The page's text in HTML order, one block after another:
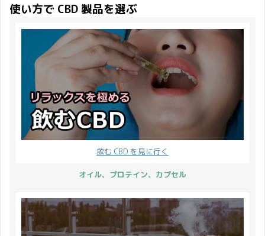
まで当日発送 8月13日
(金)：休業 8月14日
(土)：休業 8月15日
(日)：休業 8月16日
(月)：休業 8月17日
(火)：13時まで当日発送
お ...
ます。 そこで CBD プロ
テインがこだわった品質
とはどのようなものなの
か？ 本記事で説明しま
す。 CBD プロテインの
品質が高い ...
6.6％オイル 定期便をご
せとさせていただきま
す。 メルマガ・SNS等で
何度も発信をしておりま
したが、Pharmahemp
6.6％オイル 定期便は多
くのお客様にご利用頂い
ておりました為ブログで
もこうして発信させてい
ただきます。 度重なるご
ます。 Pharmahemp
6.6％オイル の定期便を
ご契約のお客様で、まだ
ご覧になっていないかた
ています。 定期購入は続
けるだけお得！この機会
に是非ご利用ください。
CBDMANiA では定期購入
でご利用いただける商品
がいくつかございます。
定期購入は初回から一般
販売の15%引きとなりま
す。 4回目以降は20%引
きになるので、CBDを長
く利用し、体調や心身の
にはオススメのプランで
す。 それでは詳細です。
ルール CBD製品プレゼン
使い方で CBD 製品を選ぶ
飲む CBD を見に行く
オイル、プロテイン、カプセル